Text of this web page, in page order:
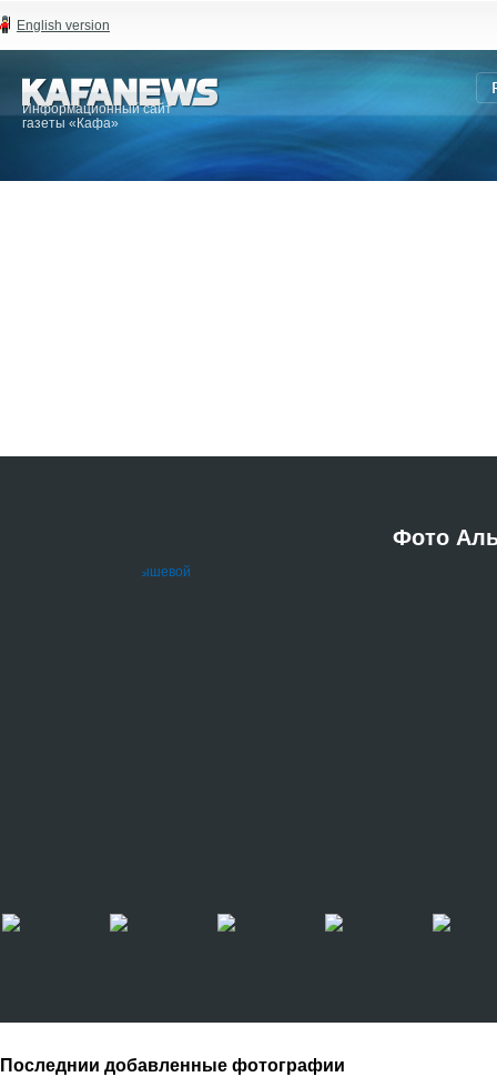
English version
Информационный сайт
газеты «Кафа»
Фото
Последнии добавленные фотографии